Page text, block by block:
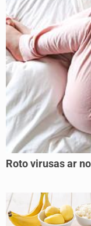
Roto virusas ar